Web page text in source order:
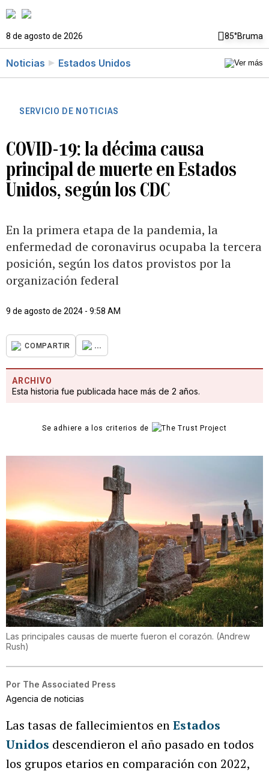
8 de agosto de 2026 85°Bruma
Noticias Estados Unidos
SERVICIO DE NOTICIAS
COVID-19: la décima causa
principal de muerte en Estados
Unidos, según los CDC
En la primera etapa de la pandemia, la
enfermedad de coronavirus ocupaba la tercera
posición, según los datos provistos por la
organización federal
9 de agosto de 2024 - 9:58 AM
COMPARTIR ...
ARCHIVO
Esta historia fue publicada hace más de 2 años.
Se adhiere a los criterios de
Las principales causas de muerte fueron el corazón. (Andrew
Rush)
Por The Associated Press
Agencia de noticias
Las tasas de fallecimientos enEstados
Unidos descendieron el año pasado en todos
los grupos etarios en comparación con 2022,